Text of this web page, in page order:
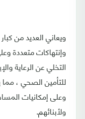
ويعاني العديد من
وإنتهاكات متعددة
التخلي عن الرعاية
للتأمين الصحي ،
وعلى إمكانيات
ولأبنائهم.